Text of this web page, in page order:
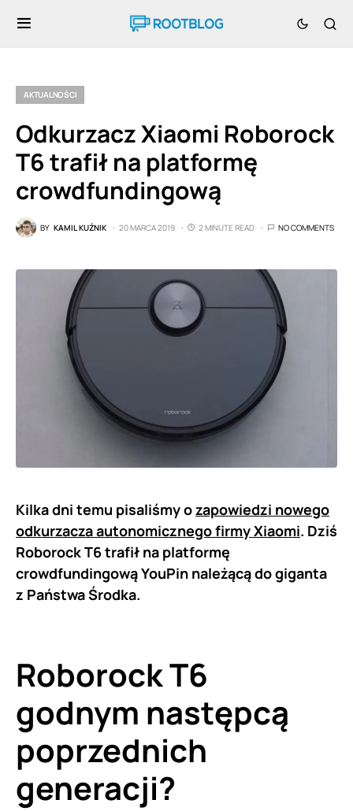
AKTUALNOŚCI
Odkurzacz Xiaomi Roborock
T6 trafił na platformę
crowdfundingową
BY KAMIL KUŹNIK 20 MARCA 2019 2 MINUTE READ NO COMMENTS
Kilka dni temu pisaliśmy ozapowiedzi nowego
odkurzacza autonomicznego firmy Xiaomi. Dziś
Roborock T6 trafił na platformę
crowdfundingową YouPin należącą do giganta
z Państwa Środka.
Roborock T6
godnym następcą
poprzednich
generacji?